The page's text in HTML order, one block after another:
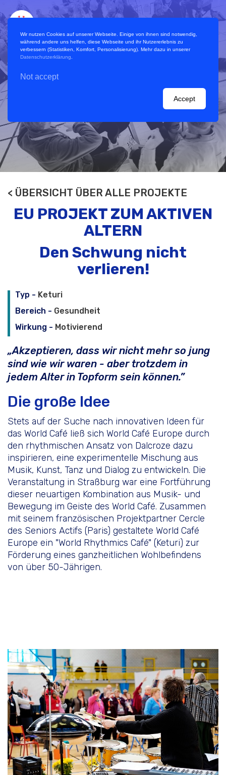
Handbuch
Planung virtuelles World Café
Blog EN
Erstgespräch
World Cafe Online-Kurs
< ÜBERSICHT ÜBER ALLE PROJEKTE
EU PROJEKT ZUM AKTIVEN
ALTERN
Den Schwung nicht
verlieren!
Typ - Keturi
Bereich - Gesundheit
Wirkung - Motivierend
„Akzeptieren, dass wir nicht mehr so jung
sind wie wir waren - aber trotzdem in
jedem Alter in Topform sein können.”
Die große Idee
Stets auf der Suche nach innovativen Ideen für
das World Café ließ sich World Café Europe durch
den rhythmischen Ansatz von Dalcroze dazu
inspirieren, eine experimentelle Mischung aus
Musik, Kunst, Tanz und Dialog zu entwickeln. Die
Veranstaltung in Straßburg war eine Fortführung
dieser neuartigen Kombination aus Musik- und
Bewegung im Geiste des World Café. Zusammen
mit seinem französischen Projektpartner Cercle
des Seniors Actifs (Paris) gestaltete World Café
Europe ein "World Rhythmics Café" (Keturi) zur
Förderung eines ganzheitlichen Wohlbefindens
von über 50-Jährigen.
Wir nutzen Cookies auf unserer Webseite. Einige von ihnen sind notwendig,
während andere uns helfen, diese Webseite und ihr Nutzererlebnis zu
verbessern (Statistiken, Komfort, Personalisierung). Mehr dazu in unserer
Datenschutzerklärung
Not accept
Accept